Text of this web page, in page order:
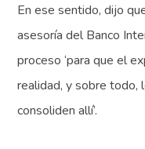
En ese sentido, dijo
asesoría del Banco
proceso ‘para que el
realidad, y sobre todo,
consoliden allí’.